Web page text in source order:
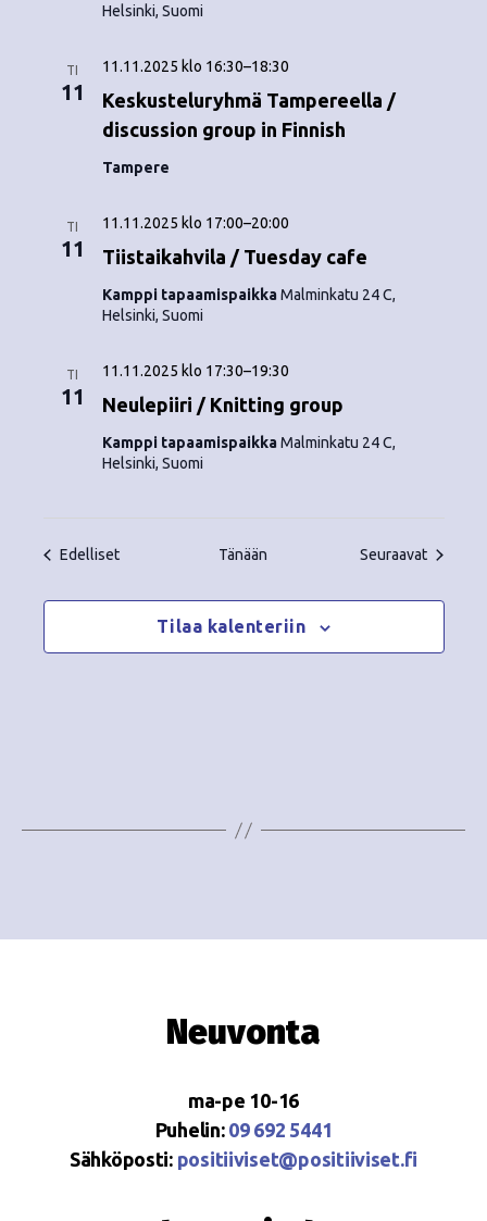
Helsinki, Suomi
TI
11
Keskusteluryhmä Tampereella /
discussion group in Finnish
11.11.2025 klo 16:30–18:30
Tampere
TI
11 Tiistaikahvila / Tuesday cafe
11.11.2025 klo 17:00–20:00
Kamppi tapaamispaikkaMalminkatu 24 C,
Helsinki, Suomi
TI
11 Neulepiiri / Knitting group
11.11.2025 klo 17:30–19:30
Kamppi tapaamispaikkaMalminkatu 24 C,
Helsinki, Suomi
EdellisetTapahtumat Tänään Seuraavat
Tilaa kalenteriin
Neuvonta
ma-pe 10-16
Puhelin: 09 692 5441
Sähköposti: positiiviset@positiiviset.fi